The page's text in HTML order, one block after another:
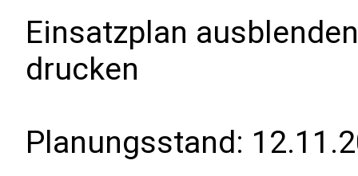
Einsatzplan
drucken
Planungsstand: